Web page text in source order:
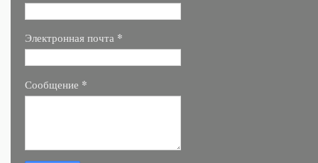
Электронная почта *
Сообщение *